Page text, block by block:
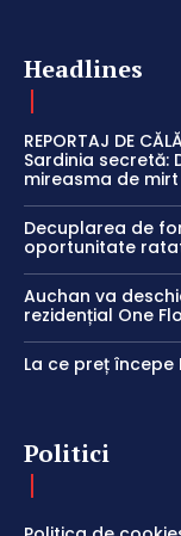
Headlines
REPORTAJ DE
Sardinia secretă:
mireasma de
Decuplarea de
oportunitate
Auchan va
rezidențial One
La ce preț începe
Politici